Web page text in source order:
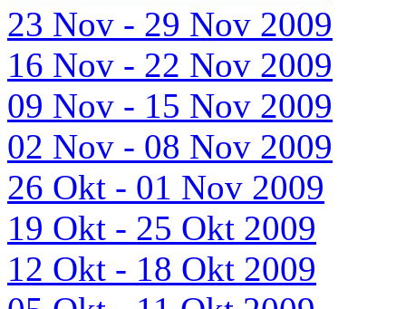
23 Nov - 29 Nov 2009
16 Nov - 22 Nov 2009
09 Nov - 15 Nov 2009
02 Nov - 08 Nov 2009
26 Okt - 01 Nov 2009
19 Okt - 25 Okt 2009
12 Okt - 18 Okt 2009